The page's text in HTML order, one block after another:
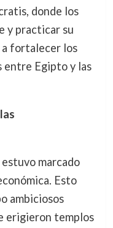
donde los
y practicar su
fortalecer los
entre Egipto y las
marcado
Esto
ambiciosos
erigieron templos